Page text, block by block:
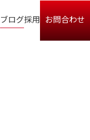
ブログ採用 お問合わせ